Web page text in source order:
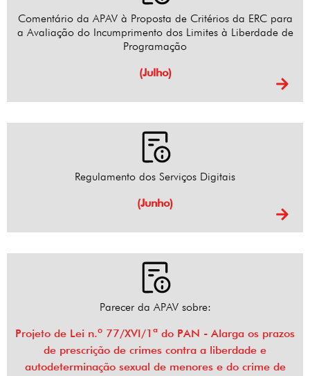
Comentário da APAV à Proposta de Critérios da ERC para
a Avaliação do Incumprimento dos Limites à Liberdade de
Programação
(Julho)
Regulamento dos Serviços Digitais
(Junho)
Parecer da APAV sobre:
Projeto de Lei n.º 77/XVI/1ª do PAN - Alarga os prazos
de prescrição de crimes contra a liberdade e
autodeterminação sexual de menores e do crime de